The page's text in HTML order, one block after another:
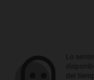
Lo
del